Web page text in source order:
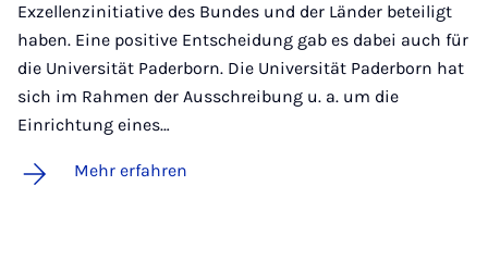
Exzellenzinitiative des Bundes und der Länder beteiligt
haben. Eine positive Entscheidung gab es dabei auch für
die Universität Paderborn. Die Universität Paderborn hat
sich im Rahmen der Ausschreibung u. a. um die
Einrichtung eines…
Mehr erfahren